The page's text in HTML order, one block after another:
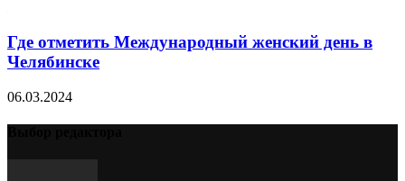
Где отметить Международный женский день в
Челябинске
06.03.2024